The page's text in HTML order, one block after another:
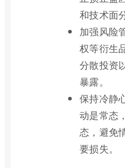
和技术面
加强风险
权等衍生
分散投资
暴露。
保持冷静
动是常态
态，避免
要损失。